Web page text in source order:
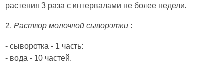
растения 3 раза с интервалами не более недели.
2.Раствор молочной сыворотки :
- сыворотка - 1 часть;
- вода - 10 частей.